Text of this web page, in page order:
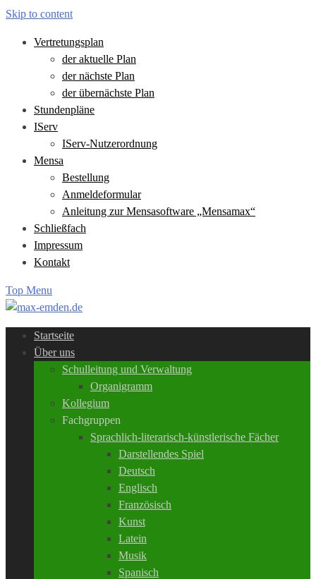
Skip to content
Vertretungsplan
der aktuelle Plan
der nächste Plan
der übernächste Plan
Stundenpläne
IServ
IServ-Nutzerordnung
Mensa
Bestellung
Anmeldeformular
Anleitung zur Mensasoftware „Mensamax“
Schließfach
Impressum
Kontakt
Top Menu
Startseite
Über uns
Schulleitung und Verwaltung
Organigramm
Kollegium
Fachgruppen
Sprachlich-literarisch-künstlerische Fächer
Darstellendes Spiel
Deutsch
Englisch
Französisch
Kunst
Latein
Musik
Spanisch